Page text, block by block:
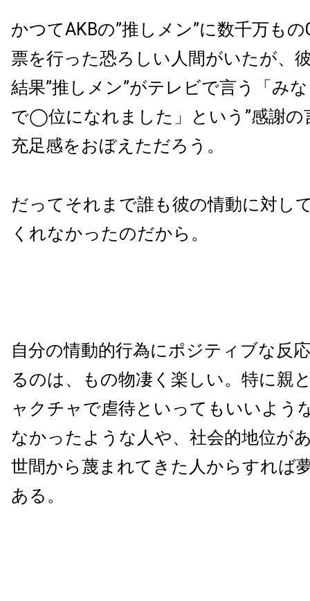
かつてAKBの”推しメン”に数千万も
票を行った恐ろしい人間がいたが、
結果”推しメン”がテレビで言う「み
で◯位になれました」という”感謝の
充足感をおぼえただろう。
だってそれまで誰も彼の情動に対し
くれなかったのだから。
自分の情動的行為にポジティブな反
るのは、もの物凄く楽しい。特に親
ャクチャで虐待といってもいいよう
なかったような人や、社会的地位が
世間から蔑まれてきた人からすれば
ある。